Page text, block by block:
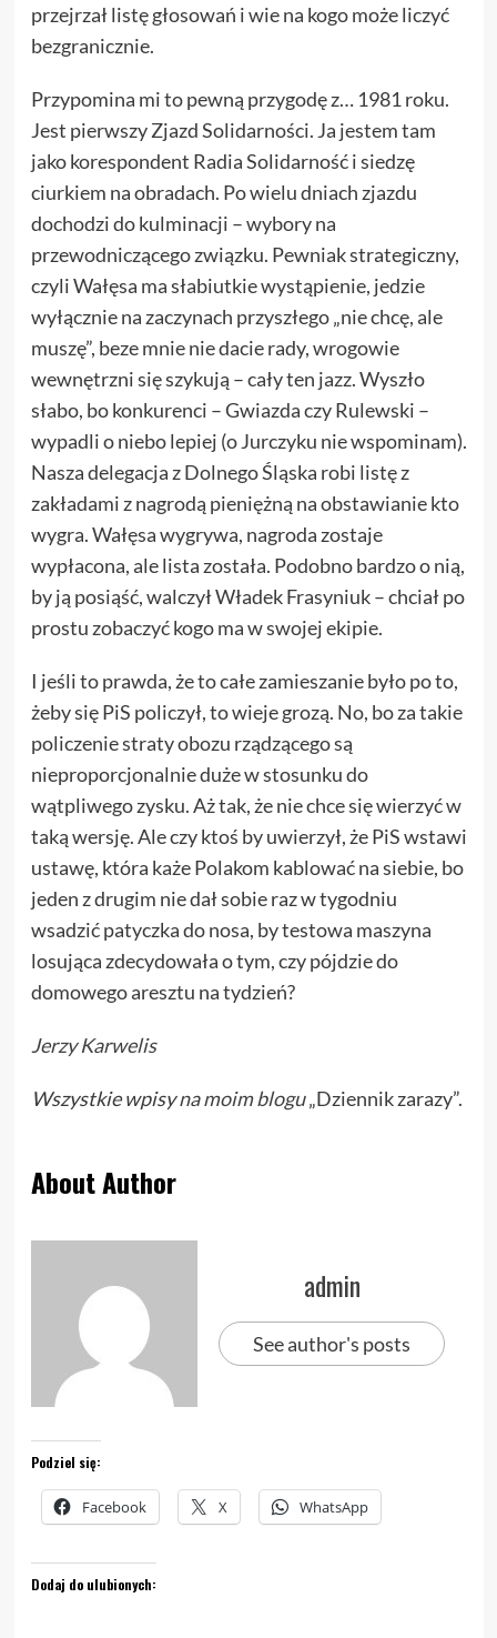
przejrzał listę głosowań i wie na kogo może liczyć
bezgranicznie.
Przypomina mi to pewną przygodę z… 1981 roku.
Jest pierwszy Zjazd Solidarności. Ja jestem tam
jako korespondent Radia Solidarność i siedzę
ciurkiem na obradach. Po wielu dniach zjazdu
dochodzi do kulminacji – wybory na
przewodniczącego związku. Pewniak strategiczny,
czyli Wałęsa ma słabiutkie wystąpienie, jedzie
wyłącznie na zaczynach przyszłego „nie chcę, ale
muszę”, beze mnie nie dacie rady, wrogowie
wewnętrzni się szykują – cały ten jazz. Wyszło
słabo, bo konkurenci – Gwiazda czy Rulewski –
wypadli o niebo lepiej (o Jurczyku nie wspominam).
Nasza delegacja z Dolnego Śląska robi listę z
zakładami z nagrodą pieniężną na obstawianie kto
wygra. Wałęsa wygrywa, nagroda zostaje
wypłacona, ale lista została. Podobno bardzo o nią,
by ją posiąść, walczył Władek Frasyniuk – chciał po
prostu zobaczyć kogo ma w swojej ekipie.
I jeśli to prawda, że to całe zamieszanie było po to,
żeby się PiS policzył, to wieje grozą. No, bo za takie
policzenie straty obozu rządzącego są
nieproporcjonalnie duże w stosunku do
wątpliwego zysku. Aż tak, że nie chce się wierzyć w
taką wersję. Ale czy ktoś by uwierzył, że PiS wstawi
ustawę, która każe Polakom kablować na siebie, bo
jeden z drugim nie dał sobie raz w tygodniu
wsadzić patyczka do nosa, by testowa maszyna
losująca zdecydowała o tym, czy pójdzie do
domowego aresztu na tydzień?
Jerzy Karwelis
Wszystkie wpisyna moim blogu„Dziennik zarazy”.
About Author
admin
See author's posts
Podziel się:
Facebook X WhatsApp
Dodaj do ulubionych: